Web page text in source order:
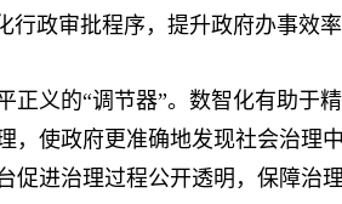
行政审批程序，提升政府办事效
义的“调节器”。数智化有助于
，使政府更准确地发现社会治理
促进治理过程公开透明，保障治